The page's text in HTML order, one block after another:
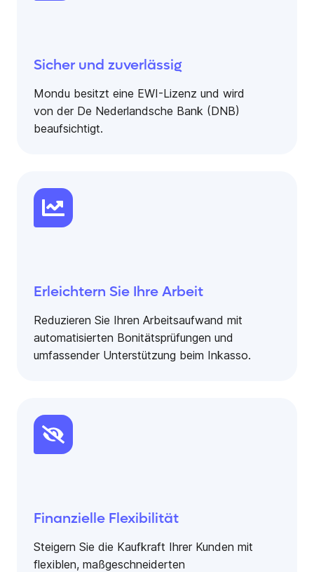
Sicher und zuverlässig
Mondu besitzt eine EWI-Lizenz und wird
von der De Nederlandsche Bank (DNB)
beaufsichtigt.
Erleichtern Sie Ihre Arbeit
Reduzieren Sie Ihren Arbeitsaufwand mit
automatisierten Bonitätsprüfungen und
umfassender Unterstützung beim Inkasso.
Finanzielle Flexibilität
Steigern Sie die Kaufkraft Ihrer Kunden mit
flexiblen, maßgeschneiderten